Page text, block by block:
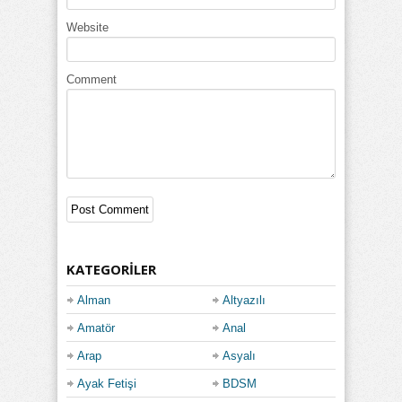
Website
Comment
KATEGORILER
Alman Altyazılı
Amatör Anal
Arap Asyalı
Ayak Fetişi BDSM